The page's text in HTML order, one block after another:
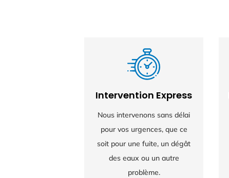
Intervention Express
Nous intervenons sans délai
pour vos urgences, que ce
soit pour une fuite, un dégât
des eaux ou un autre
problème.